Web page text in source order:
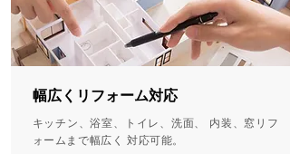
幅広くリフォーム対応
キッチン、浴室、トイレ、洗面、 内装、窓リフ
ォームまで幅広く 対応可能。